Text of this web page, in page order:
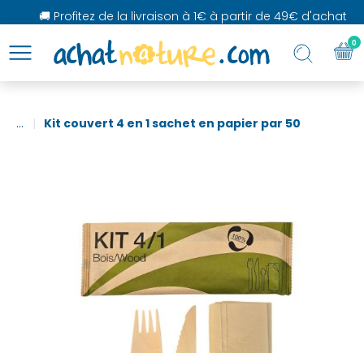
🚚 Profitez de la livraison à 1€ à partir de 49€ d'achat
... Kit couvert 4 en 1 sachet en papier par 50
0